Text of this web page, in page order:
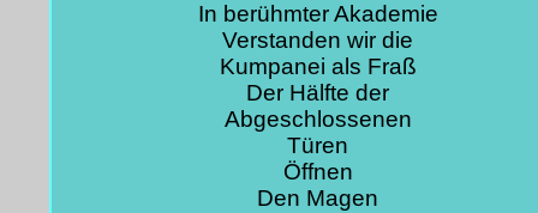
In berühmter Akademie
Verstanden wir die
Kumpanei als Fraß
Der Hälfte der
Abgeschlossenen
Türen
Öffnen
Den Magen